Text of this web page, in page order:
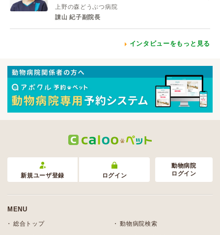
上野の森どうぶつ病院
諌山 紀子副院長
インタビューをもっと見る
新規ユーザ登録 ログイン
動物病院
ログイン
MENU
総合トップ 動物病院検索